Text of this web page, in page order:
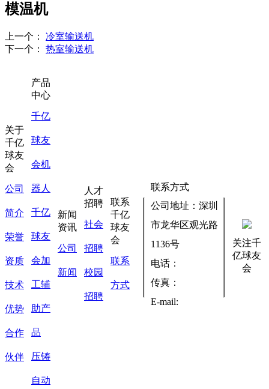
模温机
上一个： 冷室输送机
下一个： 热室输送机
关于
千亿
球友
会
公司
简介
荣誉
资质
技术
优势
合作
伙伴
产品
中心
千亿
球友
会机
器人
千亿
球友
会加
工辅
助产
品
压铸
自动
新闻
资讯
公司
新闻
人才
招聘
社会
招聘
校园
招聘
联系
千亿
球友
会
联系
方式
联系方式
公司地址：深圳
市龙华区观光路
1136号
电话：
传真：
E-mail:
关注千
亿球友
会